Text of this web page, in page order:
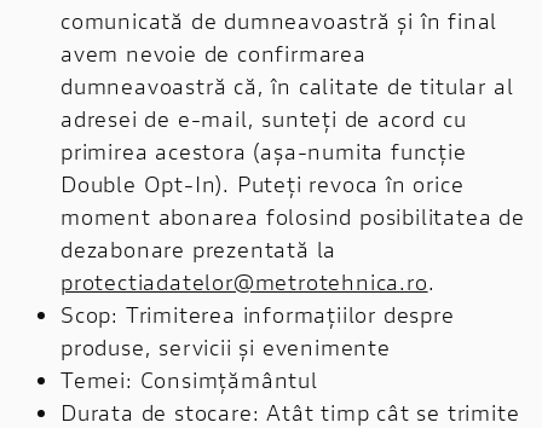
comunicată de dumneavoastră și în final
avem nevoie de confirmarea
dumneavoastră că, în calitate de titular al
adresei de e-mail, sunteți de acord cu
primirea acestora (așa-numita funcție
Double Opt-In). Puteți revoca în orice
moment abonarea folosind posibilitatea de
dezabonare prezentată la
protectiadatelor@metrotehnica.ro.
Scop: Trimiterea informațiilor despre
produse, servicii și evenimente
Temei: Consimțământul
Durata de stocare: Atât timp cât se trimite